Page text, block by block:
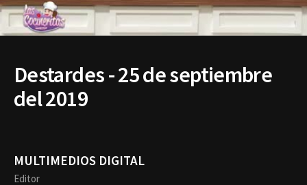
Destardes - 25 de septiembre
del 2019
MULTIMEDIOS DIGITAL
Editor